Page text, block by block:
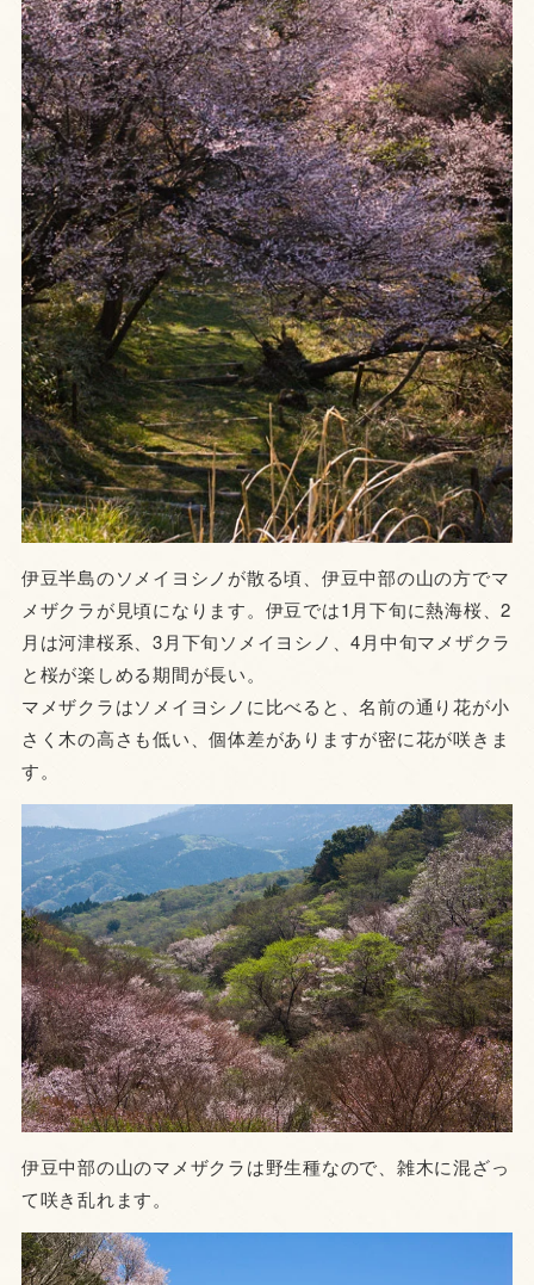
伊豆半島のソメイヨシノが散る頃、伊豆中部の山の方でマ
メザクラが見頃になります。伊豆では1月下旬に熱海桜、2
月は河津桜系、3月下旬ソメイヨシノ、4月中旬マメザクラ
と桜が楽しめる期間が長い。
マメザクラはソメイヨシノに比べると、名前の通り花が小
さく木の高さも低い、個体差がありますが密に花が咲きま
す。
伊豆中部の山のマメザクラは野生種なので、雑木に混ざっ
て咲き乱れます。